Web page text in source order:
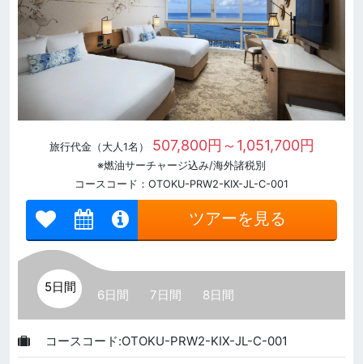
旅行代金（大人1名） 507,800円～1,051,700円
※燃油サーチャージ込み/海外諸税別
コースコード：OTOKU-PRW2-KIX-JL-C-001
ツアーを見る
5日間
6日間 7日間 8日間
コースコード:OTOKU-PRW2-KIX-JL-C-001